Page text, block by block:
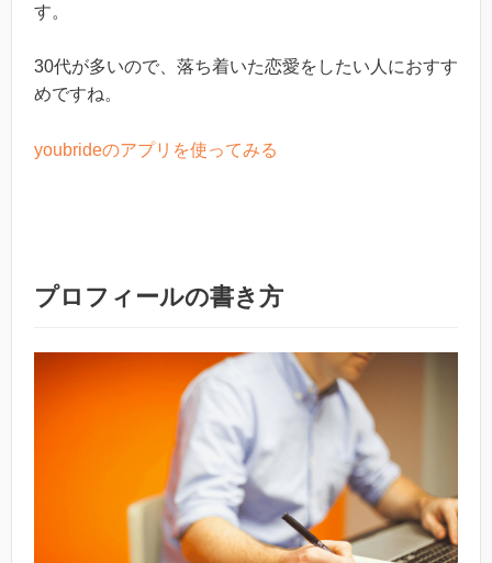
す。
30代が多いので、落ち着いた恋愛をしたい人におすす
めですね。
youbrideのアプリを使ってみる
プロフィールの書き方